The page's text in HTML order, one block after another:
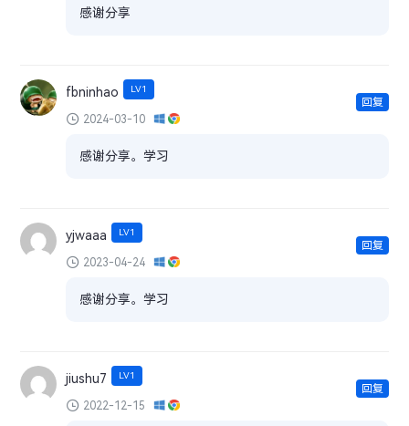
感谢分享
fbninhao LV1
2024-03-10
感谢分享。学习
回复
yjwaaa LV1
2023-04-24
感谢分享。学习
回复
jiushu7 LV1
2022-12-15
回复